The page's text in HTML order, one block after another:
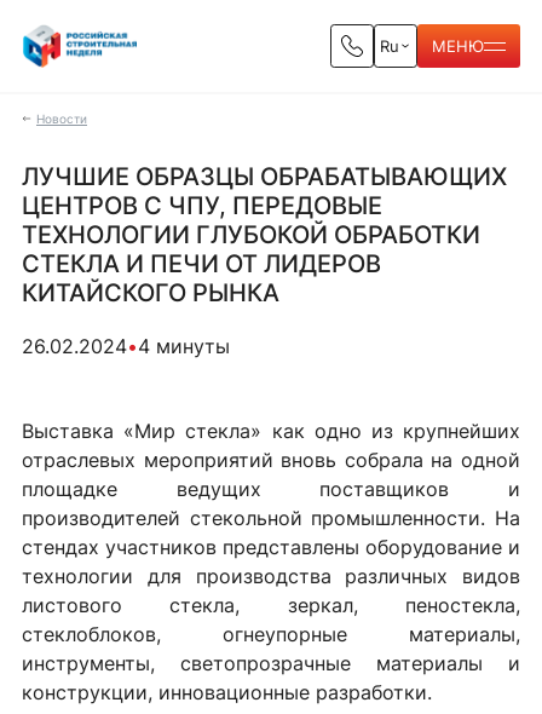
Ru МЕНЮ
Новости
ЛУЧШИЕ ОБРАЗЦЫ ОБРАБАТЫВАЮЩИХ
ЦЕНТРОВ С ЧПУ, ПЕРЕДОВЫЕ
ТЕХНОЛОГИИ ГЛУБОКОЙ ОБРАБОТКИ
СТЕКЛА И ПЕЧИ ОТ ЛИДЕРОВ
КИТАЙСКОГО РЫНКА
26.02.2024•4 минуты
Выставка «Мир стекла» как одно из крупнейших
отраслевых мероприятий вновь собрала на одной
площадке ведущих поставщиков и
производителей стекольной промышленности. На
стендах участников представлены оборудование и
технологии для производства различных видов
листового стекла, зеркал, пеностекла,
стеклоблоков, огнеупорные материалы,
инструменты, светопрозрачные материалы и
конструкции, инновационные разработки.